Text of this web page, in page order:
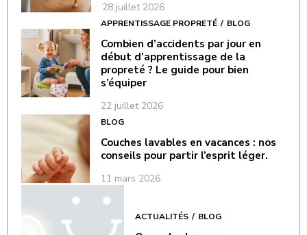
28 juillet 2026
APPRENTISSAGE PROPRETÉ BLOG
Combien d’accidents par jour en
début d’apprentissage de la
propreté ? Le guide pour bien
s’équiper
22 juillet 2026
BLOG
Couches lavables en vacances : nos
conseils pour partir l’esprit léger.
11 mars 2026
ACTUALITÉS BLOG